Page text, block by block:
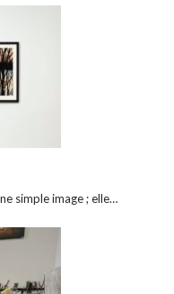
simple image ; elle…